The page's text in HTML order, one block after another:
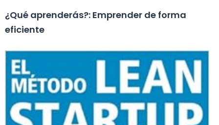
¿Qué aprenderás?: Emprender de forma
eficiente